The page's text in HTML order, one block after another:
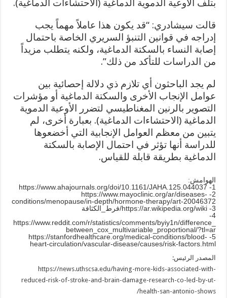
بتلف الأوعية الدموية الدماغية (الاحتشاءات الدماغية).
قالت سيشادري: “قد يكون هذا عاملاً مهماً يجب
إدراجه في قوانين التنبؤ السريري الخاصة باحتمال
إصابة النساء بالسكتة الدماغية، ولكنه يتطلب مزيداً
من الدراسات للتأكد من ذلك”.
لم يجد الباحثون أي تلازم ذي دلالة إحصائية بين
عوامل الإنجاب الأخرى والسكتة الدماغية أو مؤشرات
التصوير بالرنين المغناطيسي لتضرر الأوعية الدموية
الدماغية (الاحتشاءات الدماغية). بعبارة أخرى، لم
يتبين من معظم العوامل الإنجابية التي أخضعوها
للدراسة أنها تؤثر في احتمال الإصابة بالسكتة
الدماغية بطريقة قابلة للقياس.
الهوامش:
1- https://www.ahajournals.org/doi/10.1161/JAHA.125.044037
2- https://www.mayoclinic.org/ar/diseases-
conditions/menopause/in-depth/hormone-therapy/art-20046372
3- https://ar.wikipedia.org/wiki/فرط_الكثافة
4-
https://www.reddit.com/r/statistics/comments/byiy1n/difference_
between_cox_multivariable_proportional/?tl=ar
5- https://stanfordhealthcare.org/medical-conditions/blood-
heart-circulation/vascular-disease/causes/risk-factors.html
المصدر الرئيس:
https://news.uthscsa.edu/having-more-kids-associated-with-
reduced-risk-of-stroke-and-brain-damage-research-co-led-by-ut-
health-san-antonio-shows/